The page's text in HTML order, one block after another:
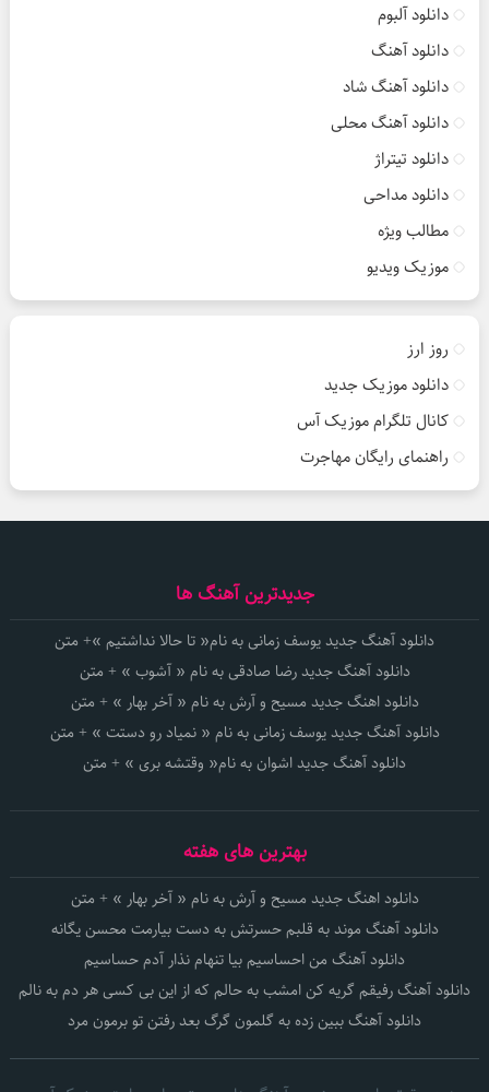
دانلود آلبوم
دانلود آهنگ
دانلود آهنگ شاد
دانلود آهنگ محلی
دانلود تیتراژ
دانلود مداحی
مطالب ویژه
موزیک ویدیو
روز ارز
دانلود موزیک جدید
کانال تلگرام موزیک آس
راهنمای رایگان مهاجرت
جدیدترین آهنگ ها
دانلود آهنگ جدید یوسف زمانی به نام« تا حالا نداشتیم »+ متن
دانلود آهنگ جدید رضا صادقی به نام « آشوب » + متن
دانلود اهنگ جدید مسیح و آرش به نام « آخر بهار » + متن
دانلود آهنگ جدید یوسف زمانی به نام « نمیاد رو دستت » + متن
دانلود آهنگ جدید اشوان به نام« وقتشه بری » + متن
بهترین های هفته
دانلود اهنگ جدید مسیح و آرش به نام « آخر بهار » + متن
دانلود آهنگ موند به قلبم حسرتش به دست بیارمت محسن یگانه
دانلود آهنگ من احساسیم بیا تنهام نذار آدم حساسیم
دانلود آهنگ رفیقم گریه کن امشب به حالم که از این بی کسی هر دم به نالم
دانلود آهنگ ببین زده به گلمون گرگ بعد رفتن تو برمون مرد